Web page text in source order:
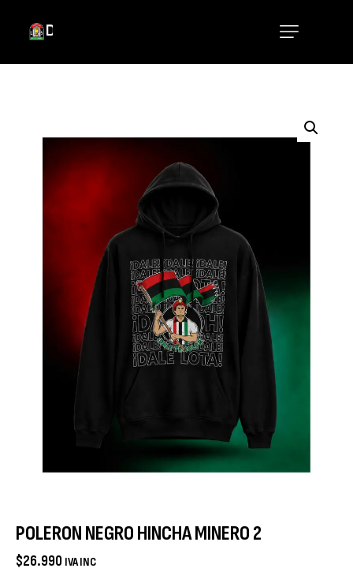
POLERON NEGRO HINCHA MINERO 2
$26.990 IVA INC